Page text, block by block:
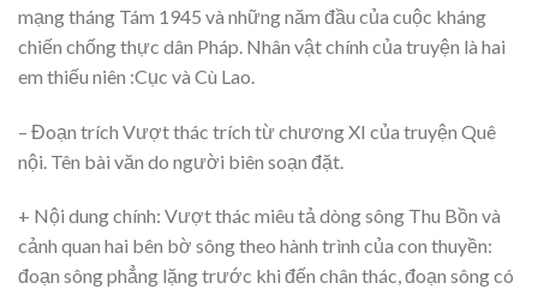
mạng tháng Tám 1945 và những năm đầu của cuộc kháng
chiến chống thực dân Pháp. Nhân vật chính của truyện là hai
em thiếu niên :Cục và Cù Lao.
– Đoạn trích Vượt thác trích từ chương XI của truyện Quê
nội. Tên bài văn do người biên soạn đặt.
+ Nội dung chính: Vượt thác miêu tả dòng sông Thu Bồn và
cảnh quan hai bên bờ sông theo hành trình của con thuyền:
đoạn sông phẳng lặng trước khi đến chân thác, đoạn sông có